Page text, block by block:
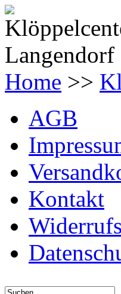
Home >>
AGB
Kontakt